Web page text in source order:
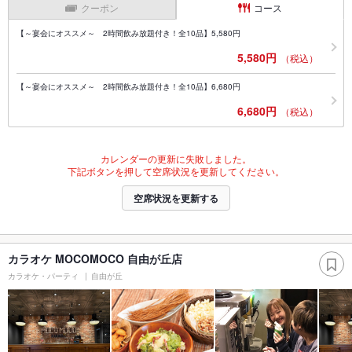
クーポン コース
【～宴会にオススメ～ 2時間飲み放題付き！全10品】5,580円
5,580円 （税込）
【～宴会にオススメ～ 2時間飲み放題付き！全10品】6,680円
6,680円 （税込）
カレンダーの更新に失敗しました。
下記ボタンを押して空席状況を更新してください。
空席状況を更新する
カラオケ MOCOMOCO 自由が丘店
カラオケ・パーティ 自由が丘